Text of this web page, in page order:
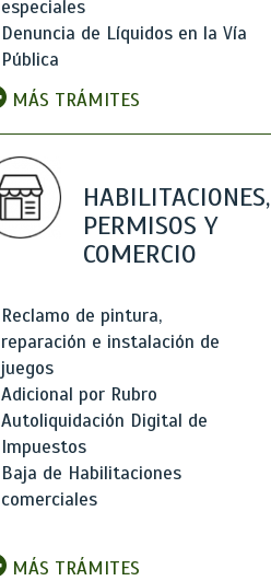
especiales
Denuncia de Líquidos en la Vía
Pública
MÁS TRÁMITES
HABILITACIONES,
PERMISOS Y
COMERCIO
Reclamo de pintura,
reparación e instalación de
juegos
Adicional por Rubro
Autoliquidación Digital de
Impuestos
Baja de Habilitaciones
comerciales
MÁS TRÁMITES